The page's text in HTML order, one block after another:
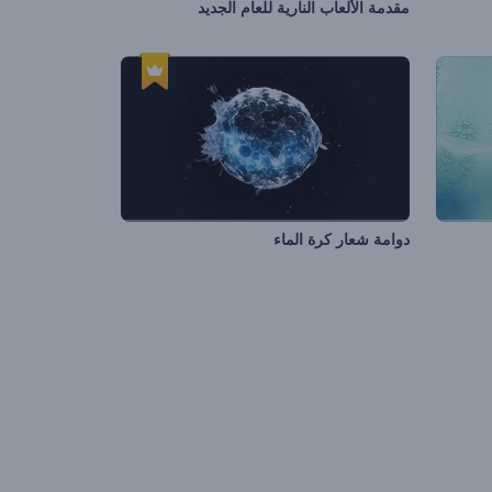
مقدمة الألعاب النارية للعام الجديد
دوامة شعار كرة الماء